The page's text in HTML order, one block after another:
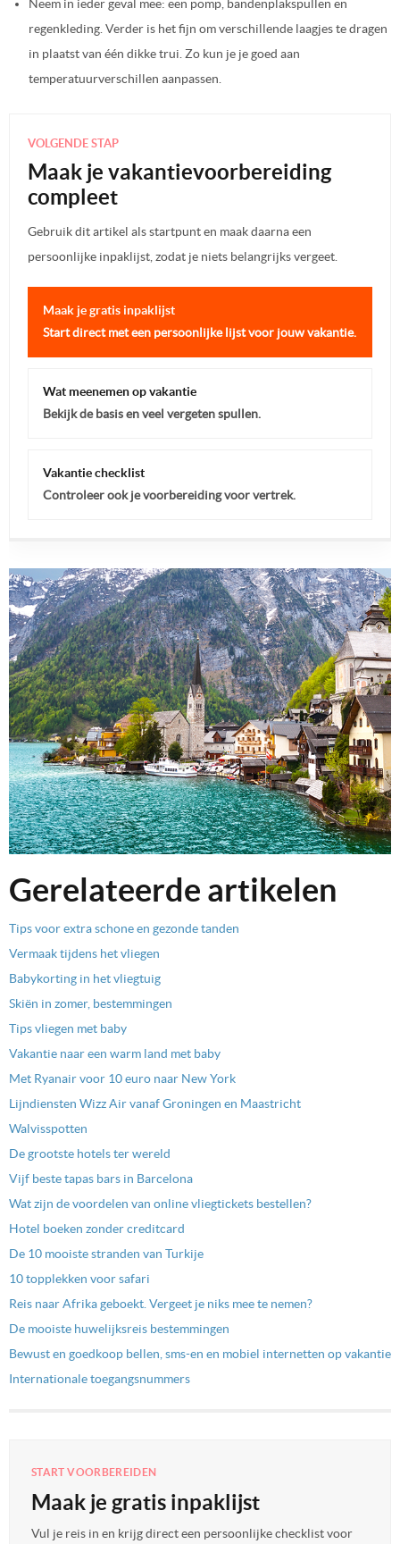
Neem in ieder geval mee: een pomp, bandenplakspullen en
regenkleding. Verder is het fijn om verschillende laagjes te dragen
in plaatst van één dikke trui. Zo kun je je goed aan
temperatuurverschillen aanpassen.
VOLGENDE STAP
Maak je vakantievoorbereiding
compleet
Gebruik dit artikel als startpunt en maak daarna een
persoonlijke inpaklijst, zodat je niets belangrijks vergeet.
Maak je gratis inpaklijst
Start direct met een persoonlijke lijst voor jouw vakantie.
Wat meenemen op vakantie
Bekijk de basis en veel vergeten spullen.
Vakantie checklist
Controleer ook je voorbereiding voor vertrek.
Gerelateerde artikelen
Tips voor extra schone en gezonde tanden
Vermaak tijdens het vliegen
Babykorting in het vliegtuig
Skiën in zomer, bestemmingen
Tips vliegen met baby
Vakantie naar een warm land met baby
Met Ryanair voor 10 euro naar New York
Lijndiensten Wizz Air vanaf Groningen en Maastricht
Walvisspotten
De grootste hotels ter wereld
Vijf beste tapas bars in Barcelona
Wat zijn de voordelen van online vliegtickets bestellen?
Hotel boeken zonder creditcard
De 10 mooiste stranden van Turkije
10 topplekken voor safari
Reis naar Afrika geboekt. Vergeet je niks mee te nemen?
De mooiste huwelijksreis bestemmingen
Bewust en goedkoop bellen, sms-en en mobiel internetten op vakantie
Internationale toegangsnummers
START VOORBEREIDEN
Maak je gratis inpaklijst
Vul je reis in en krijg direct een persoonlijke checklist voor